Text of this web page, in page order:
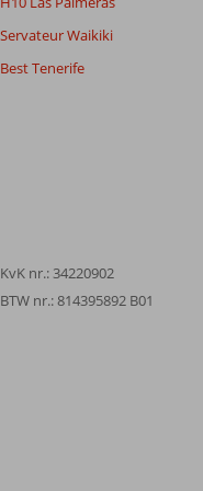
Servateur Waikiki
Best Tenerife
KvK nr.: 34220902
BTW nr.: 814395892 B01